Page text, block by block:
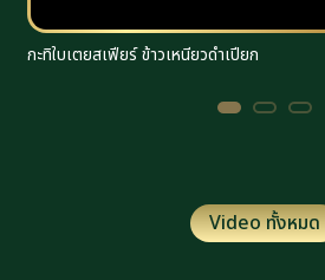
กะทิใบเตยสเฟียร์ ข้าวเหนียวดำเปียก
Video ทั้งหมด